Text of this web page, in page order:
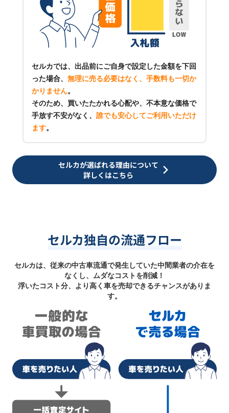
セルカでは、出品前にご自身で設定した金額を下回
った場合、 無理に売る必要はなく、手数料も一切か
かりません。
そのため、買いたたかれる心配や、不本意な価格で
手放す不安がなく、 誰でも安心してご利用いただけ
ます。
セルカが選ばれる理由について
詳しくはこちら
セルカ独自の流通フロー
セルカは、従来の中古車流通で発生していた中間業者の介在を
なくし、ムダなコストを削減！
浮いたコスト分、より高く車を売却できるチャンスがありま
す。